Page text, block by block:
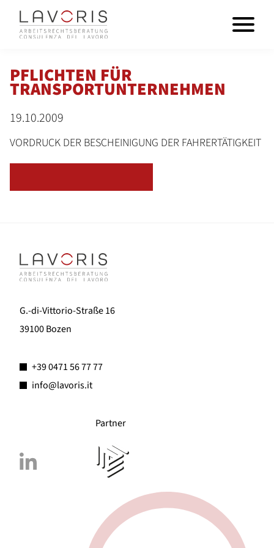
PFLICHTEN FÜR
TRANSPORTUNTERNEHMEN
19.10.2009
VORDRUCK DER BESCHEINIGUNG DER FAHRERTÄTIGKEIT
G.-di-Vittorio-Straße 16
39100 Bozen
+39 0471 56 77 77
info@lavoris.it
Partner